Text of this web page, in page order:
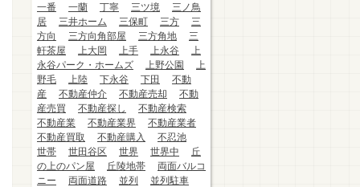
一番
一蘭 丁寧 三ツ境
三ノ鳥
居
三井ホーム 三保町 三方
三
方向
三方向角部屋 三方角地
三
軒茶屋
上大岡 上手 上永谷
上
永谷パーク・ホームズ
上野公園
上
野毛
上陸 下永谷 下田
不動
産
不動産仲介 不動産売却
不動
産売買
不動産探し
不動産検索
不動産業
不動産業界
不動産業者
不動産買取
不動産購入
不忍池
世帯
世田谷区 世界 世界中
丘
の上のパン屋
丘陵地帯
両面バルコ
ニー
両面道路 並列
並列駐車